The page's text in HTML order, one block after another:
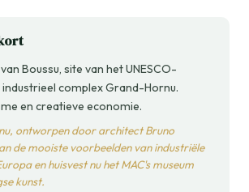
Boussu, site van het UNESCO-
complex Grand-Hornu.
en creatieve economie.
ontworpen door architect Bruno
de mooiste voorbeelden van industriële
en huisvest nu het MAC's museum
kunst.